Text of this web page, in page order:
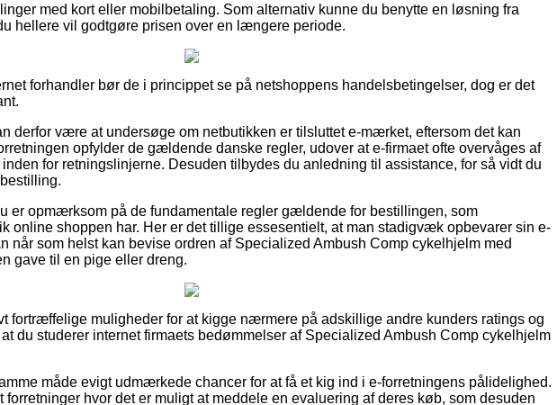
med kort eller mobilbetaling. Som alternativ kunne du benytte en løsning fra
hellere vil godtgøre prisen over en længere periode.
forhandler bør de i princippet se på netshoppens handelsbetingelser, dog er det
derfor være at undersøge om netbutikken er tilsluttet e-mærket, eftersom det kan
opfylder de gældende danske regler, udover at e-firmaet ofte overvåges af
for retningslinjerne. Desuden tilbydes du anledning til assistance, for så vidt du
er opmærksom på de fundamentale regler gældende for bestillingen, som
online shoppen har. Her er det tillige essesentielt, at man stadigvæk opbevarer sin e-
når som helst kan bevise ordren af Specialized Ambush Comp cykelhjelm med
gave til en pige eller dreng.
fortræffelige muligheder for at kigge nærmere på adskillige andre kunders ratings og
du studerer internet firmaets bedømmelser af Specialized Ambush Comp cykelhjelm
måde evigt udmærkede chancer for at få et kig ind i e-forretningens pålidelighed.
forretninger hvor det er muligt at meddele en evaluering af deres køb, som desuden